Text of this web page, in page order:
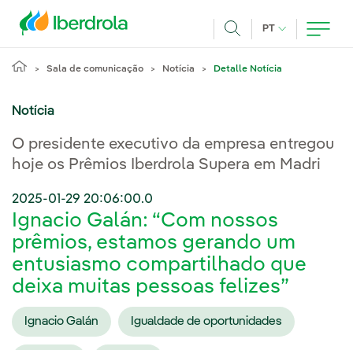
PT IDIOMA ATUAL,
Sala de comunicação Notícia Detalle Notícia
Notícia
O presidente executivo da empresa entregou
hoje os Prêmios Iberdrola Supera em Madri
2025-01-29 20:06:00.0
Ignacio Galán: “Com nossos
prêmios, estamos gerando um
entusiasmo compartilhado que
deixa muitas pessoas felizes”
Ignacio Galán Igualdade de oportunidades